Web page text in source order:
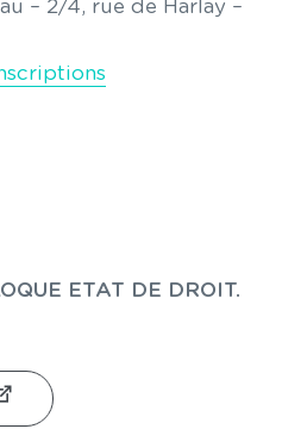
– 2/4, rue de Harlay –
ETAT DE DROIT.